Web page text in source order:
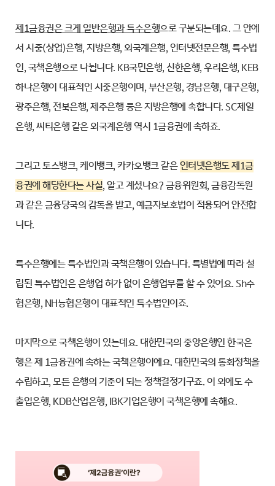
제1금융권은 크게 일반은행과 특수은행으로 구분되는데요. 그 안에
서 시중(상업)은행, 지방은행, 외국계은행, 인터넷전문은행, 특수법
인, 국책은행으로 나뉩니다. KB국민은행, 신한은행, 우리은행, KEB
하나은행이 대표적인 시중은행이며, 부산은행, 경남은행, 대구은행,
광주은행, 전북은행, 제주은행 등은 지방은행에 속합니다. SC제일
은행, 씨티은행 같은 외국계은행 역시 1금융권에 속하죠.
그리고 토스뱅크, 케이뱅크, 카카오뱅크 같은인터넷은행도 제1금
융권에 해당한다는 사실, 알고 계셨나요? 금융위원회, 금융감독원
과 같은 금융당국의 감독을 받고, 예금자보호법이 적용되어 안전합
니다.
특수은행에는 특수법인과 국책은행이 있습니다. 특별법에 따라 설
립된 특수법인은 은행업 허가 없이 은행업무를 할 수 있어요. Sh수
협은행, NH농협은행이 대표적인 특수법인이죠.
마지막으로 국책은행이 있는데요. 대한민국의 중앙은행인 한국은
행은 제 1금융권에 속하는 국책은행이에요. 대한민국의 통화정책을
수립하고, 모든 은행의 기준이 되는 정책결정기구죠. 이 외에도 수
출입은행, KDB산업은행, IBK기업은행이 국책은행에 속해요.